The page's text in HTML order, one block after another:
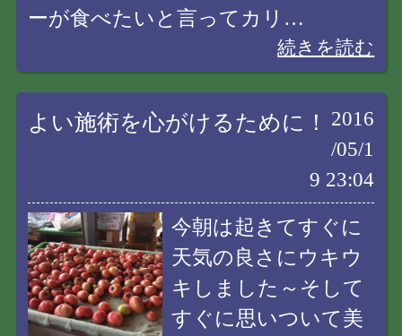
ーが食べたいと言ってカリ…
続きを読む
よい施術を心がけるために！
2016
/05/1
9 23:04
今朝は起きてすぐに
天気の良さにウキウ
キしました～そして
すぐに思いついて美